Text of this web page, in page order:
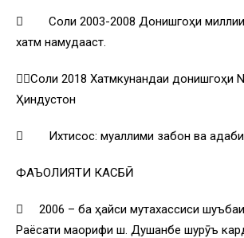
 Соли 2003-2008 Донишгоҳи
хатм намудааст.
Соли 2018 Хатмкунандаи донишгоҳи
Ҳиндустон
 Ихтисос: муаллими забон ва
ФАЪОЛИЯТИ КАСБӢ
 2006 – ба ҳайси мутахассиси
Раёсати маорифи ш. Душанбе шурӯъ